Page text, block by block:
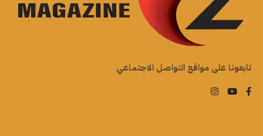
تابعونا على مواقع التواصل الاجتماعي